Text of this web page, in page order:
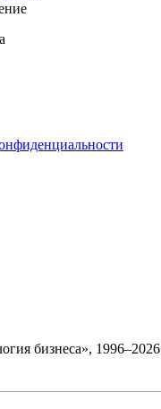
бизнеса», 1996–2026